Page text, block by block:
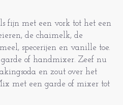
fijn met een vork tot het een
de chaimelk, de
specerijen en vanille toe.
of handmixer. Zeef nu
en zout over het
met een garde of mixer tot